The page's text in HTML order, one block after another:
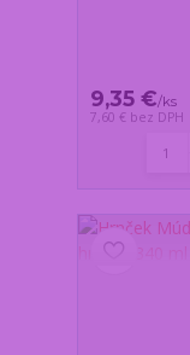
9,35 €/ks
7,60 € bez DPH